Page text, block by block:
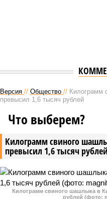
Версия // Общество // Килограмм
превысил 1,6 тысяч рублей
Килограмм свиного
превысил 1,6 тысяч рублей
Что выберем?
Килограмм свиного шашлыка в
рублей (фото: